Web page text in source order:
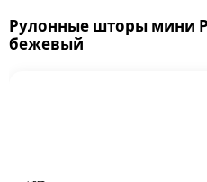
Рулонные шторы мини
бежевый